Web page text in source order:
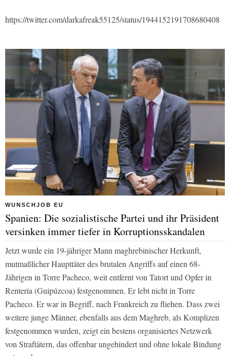
https://twitter.com/darkafreak55125/status/1944152191708680408
WUNSCHJOB EU
Spanien: Die sozialistische Partei und ihr Präsident
versinken immer tiefer in Korruptionsskandalen
Jetzt wurde ein 19-jähriger Mann maghrebinischer Herkunft,
mutmaßlicher Haupttäter des brutalen Angriffs auf einen 68-
Jährigen in Torre Pacheco, weit entfernt von Tatort und Opfer in
Rentería (Guipúzcoa) festgenommen. Er lebt nicht in Torre
Pacheco. Er war in Begriff, nach Frankreich zu fliehen. Dass zwei
weitere junge Männer, ebenfalls aus dem Maghreb, als Komplizen
festgenommen wurden, zeigt ein bestens organisiertes Netzwerk
von Straftätern, das offenbar ungehindert und ohne lokale Bindung